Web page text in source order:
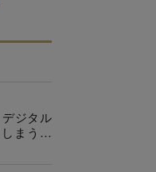
ジタル
しまう…